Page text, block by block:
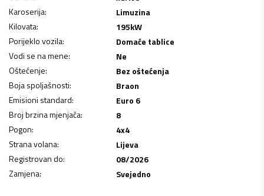
Karoserija:
Limuzina
Kilovata: 195kW
Porijeklo vozila:
Domaće tablice
Vodi se na mene:
Ne
Oštećenje:
Bez oštećenja
Boja spoljašnosti:
Braon
Emisioni standard:
Euro 6
Broj brzina mjenjača:
8
Pogon:
4x4
Strana volana:
Lijeva
Registrovan do:
08/2026
Zamjena: Svejedno